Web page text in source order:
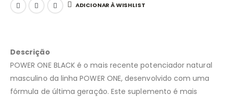
ADICIONAR À WISHLIST
Descrição
POWER ONE BLACK é o mais recente potenciador natural
masculino da linha POWER ONE, desenvolvido com uma
fórmula de última geração. Este suplemento é mais